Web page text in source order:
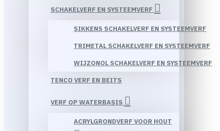
SCHAKELVERF EN SYSTEEMVERF
SIKKENS SCHAKELVERF EN SYSTEEMVERF
TRIMETAL SCHAKELVERF EN SYSTEEMVERF
WIJZONOL SCHAKELVERF EN SYSTEEMVERF
TENCO VERF EN BEITS
VERF OP WATERBASIS
ACRYLGRONDVERF VOOR HOUT